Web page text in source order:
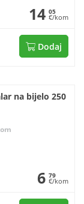
14 05
€/kom
Dodaj
na bijelo 250
6 79
€/kom